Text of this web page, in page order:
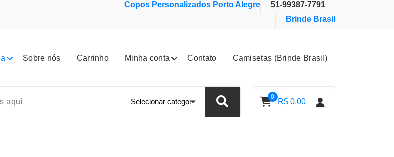
Copos Personalizados Porto Alegre
51-99387-7791
Brinde Brasil
Sobre nós Carrinho Minha conta Contato Camisetas (Brinde Brasil)
0
R$0,00